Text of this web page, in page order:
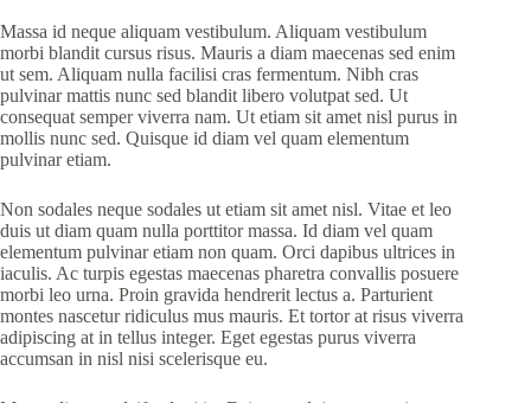
Massa id neque aliquam vestibulum. Aliquam vestibulum
morbi blandit cursus risus. Mauris a diam maecenas sed enim
ut sem. Aliquam nulla facilisi cras fermentum. Nibh cras
pulvinar mattis nunc sed blandit libero volutpat sed. Ut
consequat semper viverra nam. Ut etiam sit amet nisl purus in
mollis nunc sed. Quisque id diam vel quam elementum
pulvinar etiam.
Non sodales neque sodales ut etiam sit amet nisl. Vitae et leo
duis ut diam quam nulla porttitor massa. Id diam vel quam
elementum pulvinar etiam non quam. Orci dapibus ultrices in
iaculis. Ac turpis egestas maecenas pharetra convallis posuere
morbi leo urna. Proin gravida hendrerit lectus a. Parturient
montes nascetur ridiculus mus mauris. Et tortor at risus viverra
adipiscing at in tellus integer. Eget egestas purus viverra
accumsan in nisl nisi scelerisque eu.